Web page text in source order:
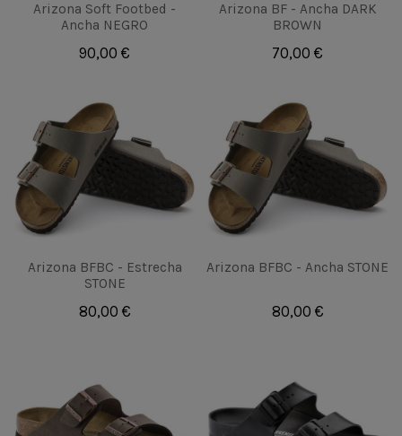
Arizona Soft Footbed -
Ancha NEGRO
90,00 €
Arizona BF - Ancha DARK
BROWN
70,00 €
Arizona BFBC - Estrecha
STONE
80,00 €
Arizona BFBC - Ancha STONE
80,00 €